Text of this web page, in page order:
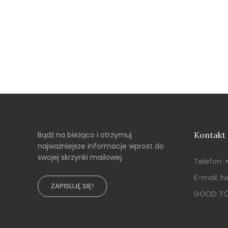
Bądź na bieżąco i otrzymuj
najważniejsze informacje wprost do
swojej skrzynki mailowej.
ZAPISUJĘ SIĘ!
Kontakt
Telefon:
E-mail:
GOOD